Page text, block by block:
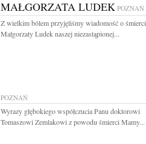
MAŁGORZATA LUDEK POZNAŃ
Z wielkim bólem przyjęliśmy wiadomość o śmierci
Małgorzaty Ludek naszej niezastąpionej...
POZNAŃ
Wyrazy głębokiego współczucia Panu doktorowi
Tomaszowi Zemlakowi z powodu śmierci Mamy...